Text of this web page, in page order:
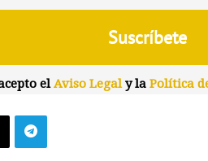
elAviso Legaly la Política